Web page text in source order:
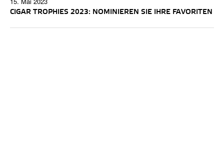
CIGAR TROPHIES 2023: NOMINIEREN SIE IHRE FAVORITEN